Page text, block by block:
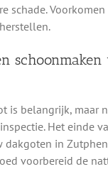
schade.
schoonmaken
is belangrijk, maar
Het einde
dakgoten in
voorbereid de